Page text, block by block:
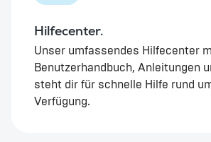
Hilfecenter.
Unser umfassendes Hilfecenter
Benutzerhandbuch, Anleitungen
steht dir für schnelle Hilfe rund
Verfügung.